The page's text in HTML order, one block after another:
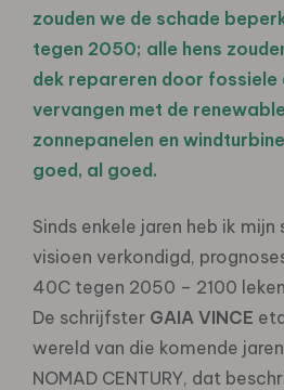
zouden we de schade
tegen 2050; alle hens
dek repareren door fossiele
vervangen met de
zonnepanelen en
goed, al goed.
Sinds enkele jaren heb ik
visioen verkondigd,
40C tegen 2050 – 2100
De schrijfster GAIA VINCE
wereld van die komende
NOMAD CENTURY, dat